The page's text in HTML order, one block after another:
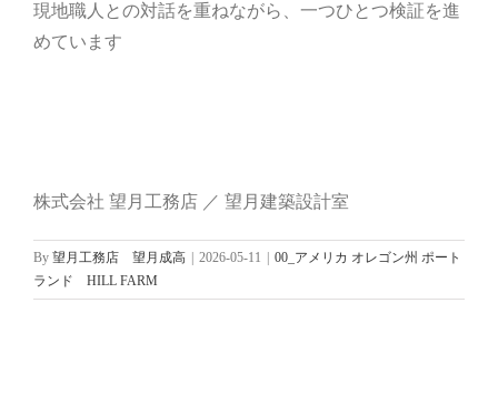
現地職人との対話を重ねながら、一つひとつ検証を進
めています
株式会社 望月工務店 ／ 望月建築設計室
By 望月工務店 望月成高 2026-05-11
00_アメリカ オレゴン州 ポート
ランド HILL FARM